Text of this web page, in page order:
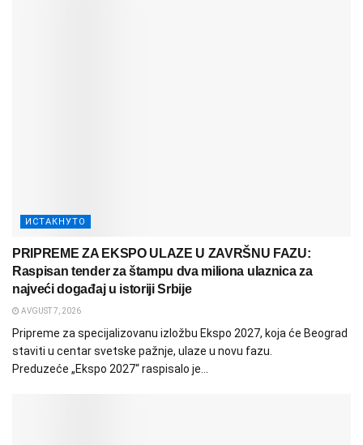
ИСТАКНУТО
PRIPREME ZA EKSPO ULAZE U ZAVRŠNU FAZU:
Raspisan tender za štampu dva miliona ulaznica za
najveći događaj u istoriji Srbije
AVGUST 7, 2026
Pripreme za specijalizovanu izložbu Ekspo 2027, koja će Beograd
staviti u centar svetske pažnje, ulaze u novu fazu.
Preduzeće „Ekspo 2027“ raspisalo je...